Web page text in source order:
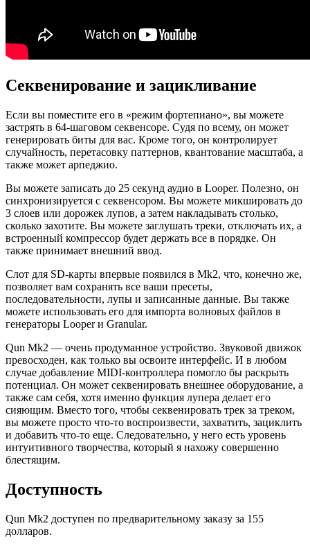
Секвенирование и зацикливание
Если вы поместите его в «режим фортепиано», вы можете
застрять в 64-шаговом секвенсоре. Судя по всему, он может
генерировать биты для вас. Кроме того, он контролирует
случайность, перетасовку паттернов, квантование масштаба, а
также может арпеджио.
Вы можете записать до 25 секунд аудио в Looper. Полезно, он
синхронизируется с секвенсором. Вы можете микшировать до
3 слоев или дорожек лупов, а затем накладывать столько,
сколько захотите. Вы можете заглушать треки, отключать их, а
встроенный компрессор будет держать все в порядке. Он
также принимает внешний ввод.
Слот для SD-карты впервые появился в Mk2, что, конечно же,
позволяет вам сохранять все ваши пресеты,
последовательности, лупы и записанные данные. Вы также
можете использовать его для импорта волновых файлов в
генераторы Looper и Granular.
Qun Mk2 — очень продуманное устройство. Звуковой движок
превосходен, как только вы освоите интерфейс. И в любом
случае добавление MIDI-контроллера помогло бы раскрыть
потенциал. Он может секвенировать внешнее оборудование, а
также сам себя, хотя именно функция лупера делает его
сияющим. Вместо того, чтобы секвенировать трек за треком,
вы можете просто что-то воспроизвести, захватить, зациклить
и добавить что-то еще. Следовательно, у него есть уровень
интуитивного творчества, который я нахожу совершенно
блестящим.
Доступность
Qun Mk2 доступен по предварительному заказу за 155
долларов.